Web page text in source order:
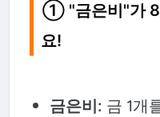
① "금은비"가
요!
금은비: 금 1개